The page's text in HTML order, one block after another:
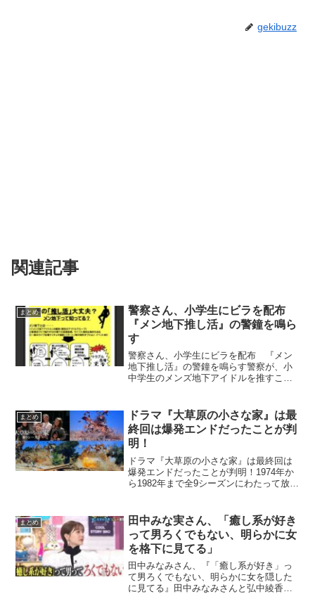
gekibuzz
関連記事
まとめ
警察さん、小学生にビラを配布
『メン地下推し活』の警鐘を鳴ら
す
警察さん、小学生にビラを配布 『メン
地下推し活』の警鐘を鳴らす警察が、小
中学生のメンズ地下アイドルを推すこと
います。警察さん、小学生にビラを配
布 『メン地下推し活』の警...
まとめ
ドラマ『大草原の小さな家』は最
終回は爆発エンドだったことが判
明！
ドラマ『大草原の小さな家』は最終回は
爆発エンドだったことが判明！1974年か
ら1982年まで全9シーズンにわたって放送
うことが判明し、ネット民は騒然となっ
ているようです...
まとめ
田中みな実さん、「癒し系が好き
って男ろくでもない、明らかに女
を格下に見てる」
田中みなみさん、『「癒し系が好き」っ
て男ろくでもない、明らかに女を隠した
に見てる』田中みなみさんと弘中綾香さ